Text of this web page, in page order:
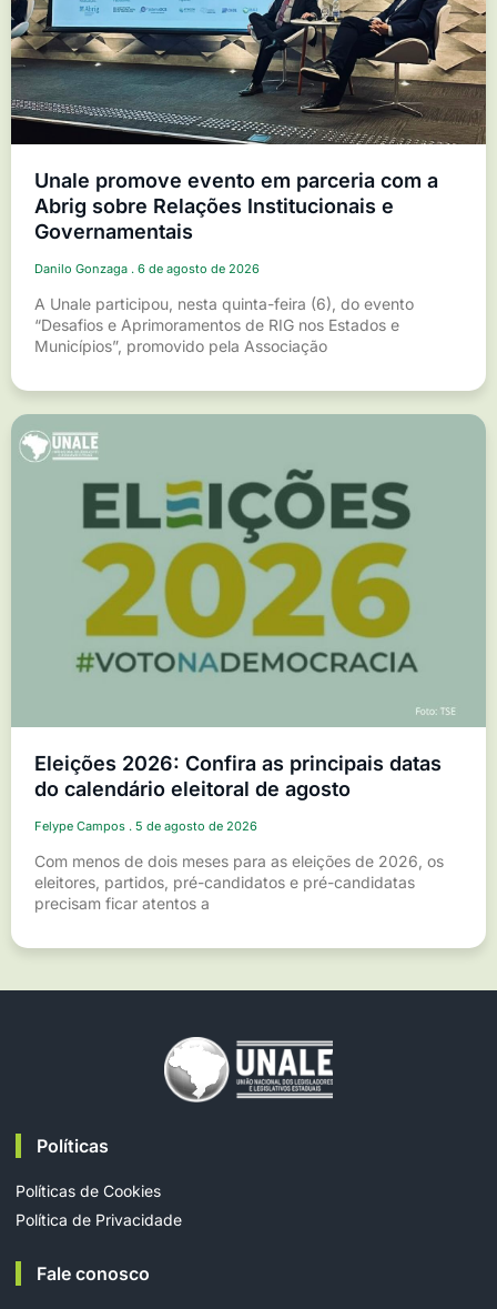
Unale promove evento em parceria com a
Abrig sobre Relações Institucionais e
Governamentais
Danilo Gonzaga 6 de agosto de 2026
A Unale participou, nesta quinta-feira (6), do evento
“Desafios e Aprimoramentos de RIG nos Estados e
Municípios”, promovido pela Associação
Eleições 2026: Confira as principais datas
do calendário eleitoral de agosto
Felype Campos 5 de agosto de 2026
Com menos de dois meses para as eleições de 2026, os
eleitores, partidos, pré-candidatos e pré-candidatas
precisam ficar atentos a
Políticas
Políticas de Cookies
Política de Privacidade
Fale conosco